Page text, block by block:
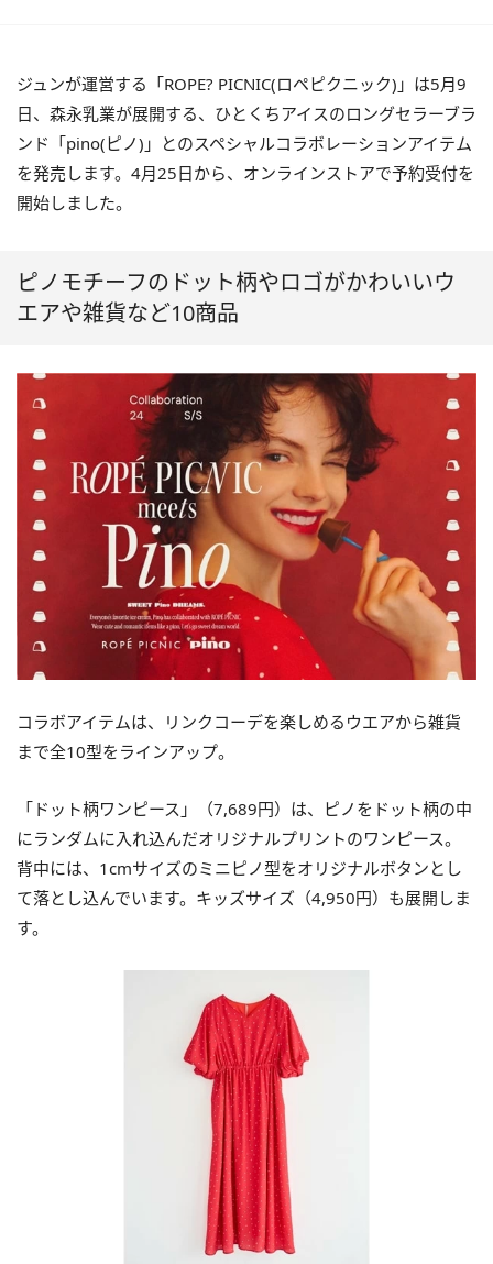
ジュンが運営する「ROPE? PICNIC(ロペピクニック)」は5月9
日、森永乳業が展開する、ひとくちアイスのロングセラーブラ
ンド「pino(ピノ)」とのスペシャルコラボレーションアイテム
を発売します。4月25日から、オンラインストアで予約受付を
開始しました。
ピノモチーフのドット柄やロゴがかわいいウ
エアや雑貨など10商品
コラボアイテムは、リンクコーデを楽しめるウエアから雑貨
まで全10型をラインアップ。
「ドット柄ワンピース」（7,689円）は、ピノをドット柄の中
にランダムに入れ込んだオリジナルプリントのワンピース。
背中には、1cmサイズのミニピノ型をオリジナルボタンとし
て落とし込んでいます。キッズサイズ（4,950円）も展開しま
す。